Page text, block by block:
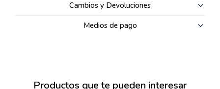
Cambios y Devoluciones
Medios de pago
Productos que te pueden interesar